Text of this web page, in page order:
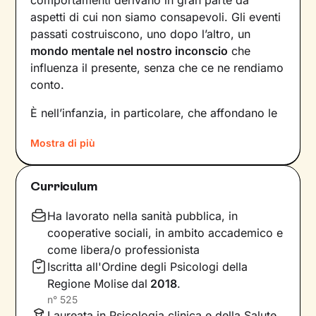
aspetti di cui non siamo consapevoli. Gli eventi
passati costruiscono, uno dopo l’altro, un
mondo mentale nel nostro inconscio che
influenza il presente, senza che ce ne rendiamo
conto.
È nell’infanzia, in particolare, che affondano le
e agire: leesperienze vissute in famiglia
infatti, vengono apprese, memorizzate e
riproposte nelle relazioni successive.
che in età adulta si attivano in maniera
automatica - è la chiave per innescare il
cambiamento.
Conoscere noi stessi significa portare alla luce
ciò che per tanto tempo è rimasto dietro le
quinte: raggiungere questo tipo di
Mostra di più
Curriculum
Ha lavorato nella sanità pubblica, in
cooperative sociali, in ambito accademico e
come libera/o professionista
Iscritta all'Ordine degli Psicologi della
Regione Molise dal 2018.
n° 525